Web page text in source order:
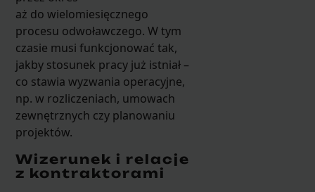
aż do wielomiesięcznego
procesu odwoławczego. W tym
czasie musi funkcjonować tak,
jakby stosunek pracy już istniał –
co stawia wyzwania operacyjne,
np. w rozliczeniach, umowach
zewnętrznych czy planowaniu
projektów.
Wizerunek i relacje
z kontraktorami